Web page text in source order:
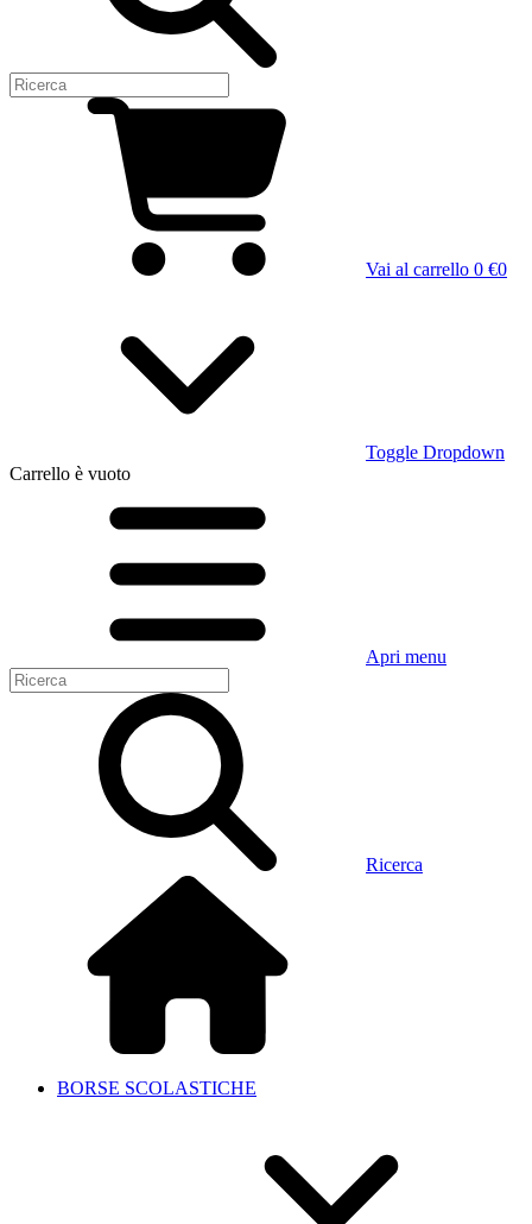
Vai al carrello 0 €0
Toggle Dropdown
Carrello è vuoto
Apri menu
Ricerca
BORSE SCOLASTICHE